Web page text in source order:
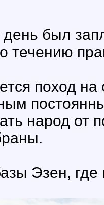
день был
течению
поход
народ от
Эзен,